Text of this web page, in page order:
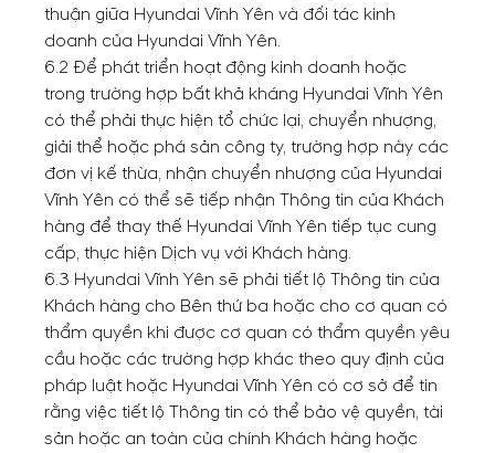
thuận giữa Hyundai Vĩnh Yên và đối tác kinh
doanh của Hyundai Vĩnh Yên.
6.2 Để phát triển hoạt động kinh doanh hoặc
trong trường hợp bất khả kháng Hyundai Vĩnh Yên
có thể phải thực hiện tổ chức lại, chuyển nhượng,
giải thể hoặc phá sản công ty, trường hợp này các
đơn vị kế thừa, nhận chuyển nhượng của Hyundai
Vĩnh Yên có thể sẽ tiếp nhận Thông tin của Khách
hàng để thay thế Hyundai Vĩnh Yên tiếp tục cung
cấp, thực hiện Dịch vụ với Khách hàng.
6.3 Hyundai Vĩnh Yên sẽ phải tiết lộ Thông tin của
Khách hàng cho Bên thứ ba hoặc cho cơ quan có
thẩm quyền khi được cơ quan có thẩm quyền yêu
cầu hoặc các trường hợp khác theo quy định của
pháp luật hoặc Hyundai Vĩnh Yên có cơ sở để tin
rằng việc tiết lộ Thông tin có thể bảo vệ quyền, tài
sản hoặc an toàn của chính Khách hàng hoặc